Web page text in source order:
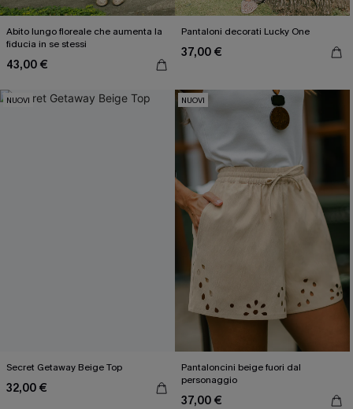
Abito lungo floreale che aumenta la
fiducia in se stessi
43,00 €
Pantaloni decorati Lucky One
37,00 €
NUOVI
Secret Getaway Beige Top
32,00 €
NUOVI
Pantaloncini beige fuori dal
personaggio
37,00 €